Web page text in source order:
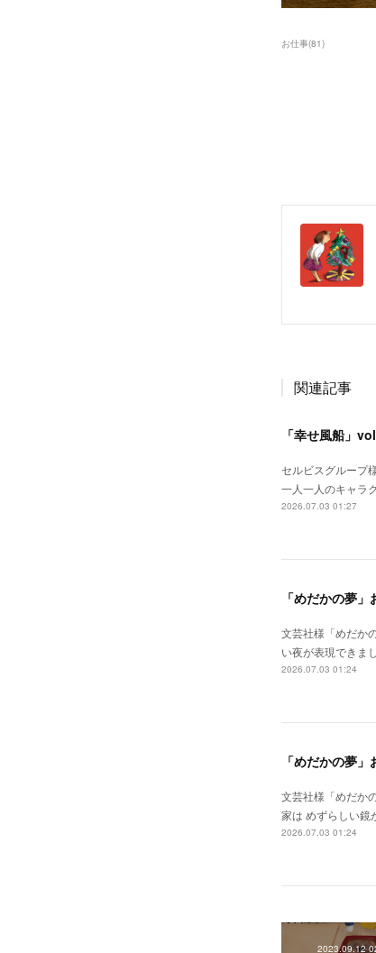
お仕事(81)
関連記事
「幸せ風船」
セルビスグループ
一人一人のキャラ
2026.07.03 01:27
「めだかの夢
文芸社様「めだか
い夜が表現できま
2026.07.03 01:24
「めだかの夢
文芸社様「めだか
家は めずらしい鏡
2026.07.03 01:24
2023.09.12